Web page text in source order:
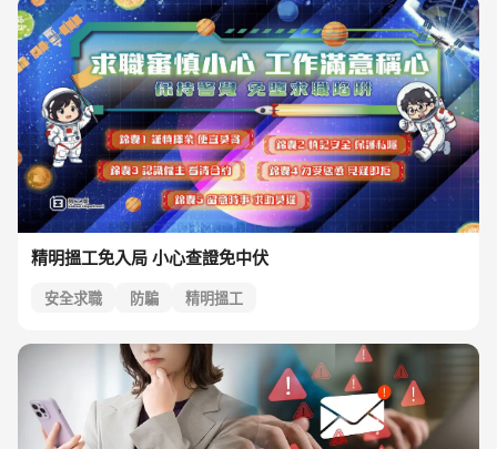
精明搵工免入局 小心查證免中伏
安全求職 防騙 精明搵工